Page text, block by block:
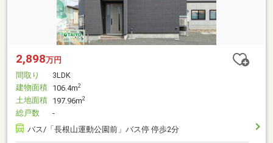
2,898万円
間取り
3LDK
建物面積 106.4m2
土地面積 197.96m2
総戸数
-
バス/「長根山運動公園前」バス停 停歩2分